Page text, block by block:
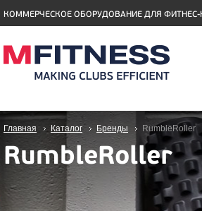
КОММЕРЧЕСКОЕ ОБОРУДОВАНИЕ ДЛЯ
Главная Каталог Бренды RumbleRoller
RumbleRoller